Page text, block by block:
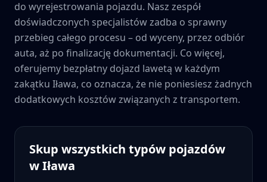
do wyrejestrowania pojazdu. Nasz zespół
doświadczonych specjalistów zadba o sprawny
przebieg całego procesu – od wyceny, przez odbiór
auta, aż po finalizację dokumentacji. Co więcej,
oferujemy bezpłatny dojazd lawetą w każdym
zakątku Iława, co oznacza, że nie poniesiesz żadnych
dodatkowych kosztów związanych z transportem.
Skup wszystkich typów pojazdów
wIława